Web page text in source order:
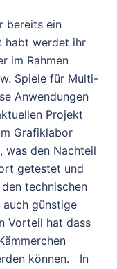
bereits ein
habt werdet ihr
im Rahmen
Spiele für Multi-
Anwendungen
Projekt
Grafiklabor
was den Nachteil
getestet und
technischen
günstige
Vorteil hat dass
können. In